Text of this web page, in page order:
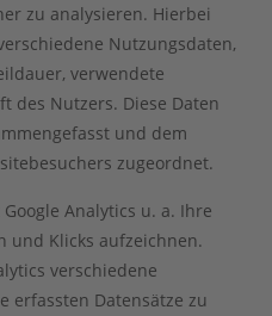
zu analysieren. Hierbei
Nutzungsdaten,
verwendete
des Nutzers. Diese Daten
und dem
zugeordnet.
Analytics u. a. Ihre
und Klicks aufzeichnen.
verschiedene
erfassten Datensätze zu